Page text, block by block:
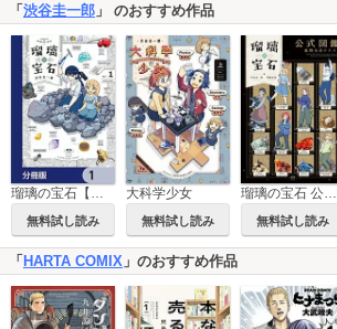
「 渋谷圭一郎 」 のおすすめ作品
瑠璃の宝石【分冊版】
無料試し読み
大科学少女
無料試し読み
瑠璃の宝石 公式図鑑 鉱物生活のススメ
無料試し読み
「 HARTA COMIX 」のおすすめ作品